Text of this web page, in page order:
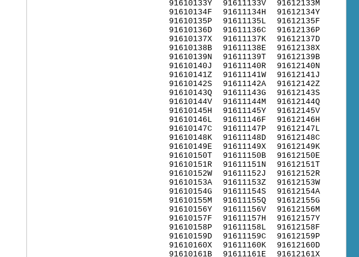
91610133Y
91610134F
91610135P
91610136D
91610137X
91610138B
91610139N
91610140J
91610141Z
91610142S
91610143Q
91610144V
91610145H
91610146L
91610147C
91610148K
91610149E
91610150T
91610151R
91610152W
91610153A
91610154G
91610155M
91610156Y
91610157F
91610158P
91610159D
91610160X
91610161B
91611133V
91611134H
91611135L
91611136C
91611137K
91611138E
91611139T
91611140R
91611141W
91611142A
91611143G
91611144M
91611145Y
91611146F
91611147P
91611148D
91611149X
91611150B
91611151N
91611152J
91611153Z
91611154S
91611155Q
91611156V
91611157H
91611158L
91611159C
91611160K
91611161E
91612133M
91612134Y
91612135F
91612136P
91612137D
91612138X
91612139B
91612140N
91612141J
91612142Z
91612143S
91612144Q
91612145V
91612146H
91612147L
91612148C
91612149K
91612150E
91612151T
91612152R
91612153W
91612154A
91612155G
91612156M
91612157Y
91612158F
91612159P
91612160D
91612161X